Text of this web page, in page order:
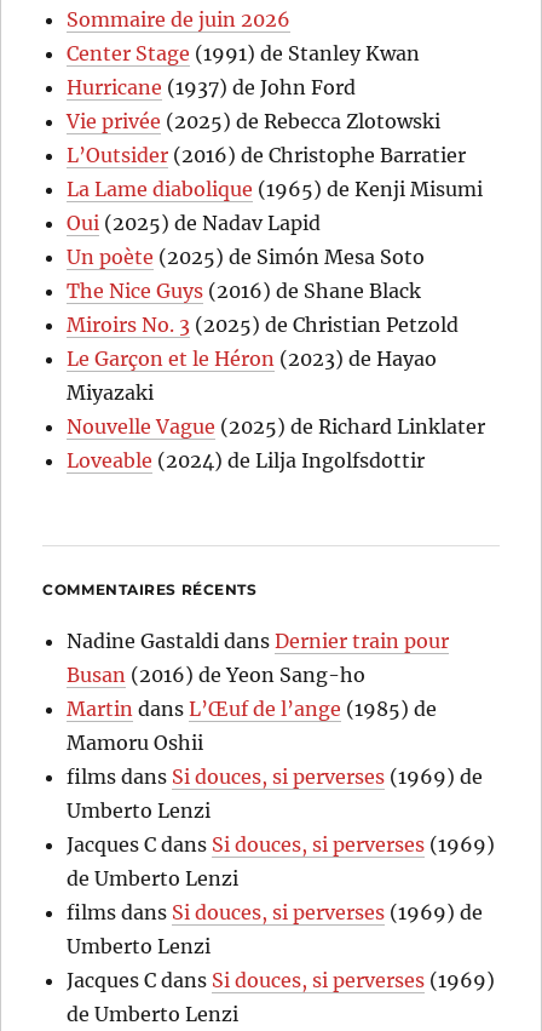
Sommaire de juin 2026
Center Stage (1991) de Stanley Kwan
Hurricane (1937) de John Ford
Vie privée (2025) de Rebecca Zlotowski
L’Outsider (2016) de Christophe Barratier
La Lame diabolique (1965) de Kenji Misumi
Oui (2025) de Nadav Lapid
Un poète (2025) de Simón Mesa Soto
The Nice Guys (2016) de Shane Black
Miroirs No. 3 (2025) de Christian Petzold
Le Garçon et le Héron (2023) de Hayao
Miyazaki
Nouvelle Vague (2025) de Richard Linklater
Loveable (2024) de Lilja Ingolfsdottir
COMMENTAIRES RÉCENTS
Nadine Gastaldi dansDernier train pour
Busan (2016) de Yeon Sang-ho
Martin dansL’Œuf de l’ange (1985) de
Mamoru Oshii
films dans Si douces, si perverses (1969) de
Umberto Lenzi
Jacques C dans Si douces, si perverses (1969)
de Umberto Lenzi
films dans Si douces, si perverses (1969) de
Umberto Lenzi
Jacques C dans Si douces, si perverses (1969)
de Umberto Lenzi